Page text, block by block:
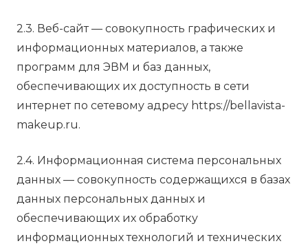
2.3. Веб-сайт — совокупность графических и
информационных материалов, а также
программ для ЭВМ и баз данных,
обеспечивающих их доступность в сети
интернет по сетевому адресу https://bellavista-
makeup.ru.
2.4. Информационная система персональных
данных — совокупность содержащихся в базах
данных персональных данных и
обеспечивающих их обработку
информационных технологий и технических